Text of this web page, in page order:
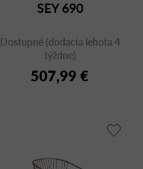
SEY 690
Dostupné (dodacia lehota 4
týždne)
507,99 €